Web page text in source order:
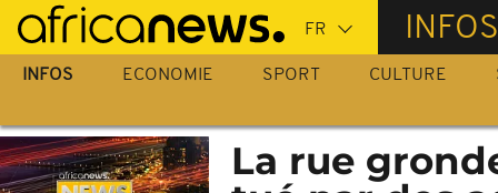
Passer
au
contenu
INFOS
INFOS ECONOMIE SPORT CULTURE
La rue